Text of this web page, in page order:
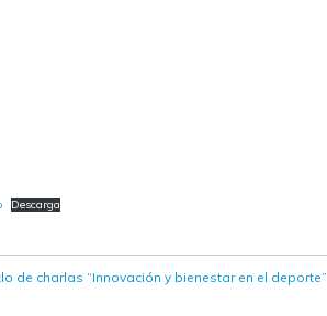
Descarga
de charlas “Innovación y bienestar en el deporte”